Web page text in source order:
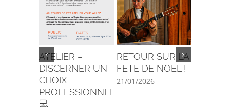
ATELIER –
DISCERNER UN
CHOIX
PROFESSIONNEL
💻
RETOUR SUR LA
FETE DE NOEL !
21/01/2026